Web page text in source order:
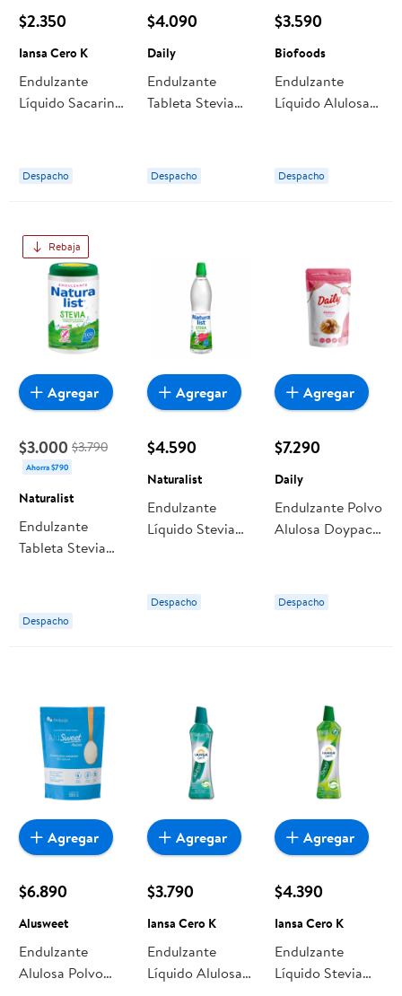
$2.350
Iansa Cero K
Endulzante
Líquido Sacarina
Iansa Cero K
Despacho
$4.090
Daily
Endulzante
Tableta Stevia
Despacho
$3.590
Biofoods
Endulzante
Líquido Alulosa
Despacho
Rebaja
$3.000 $3.790
Ahorra $790
Naturalist
Endulzante
Tableta Stevia
Naturalist
Despacho
Agregar
$4.590
Naturalist
Endulzante
Líquido Stevia
Despacho
Agregar
$7.290
Daily
Endulzante Polvo
Alulosa Doypack
Despacho
Agregar
$6.890
Alusweet
Endulzante
Alulosa Polvo
Agregar
$3.790
Iansa Cero K
Endulzante
Líquido Alulosa
Agregar
$4.390
Iansa Cero K
Endulzante
Líquido Stevia
Agregar